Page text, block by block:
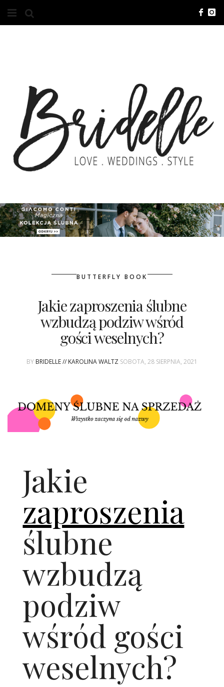
O NAS
KONTAKT
REKLAMA
ADVERTISING
ZGŁOSZENIA
KONKURSY
POLECANE FIRMY
{HOT SEXY BEST}
BRI GROUP
MAGAZYNY
ARCHIWUM
BUTTERFLY BOOK
Jakie zaproszenia ślubne
wzbudzą podziw wśród
gości weselnych?
BY BRIDELLE // KAROLINA WALTZ SOBOTA, 28 SIERPNIA, 2021
Jakie
zaproszenia
ślubne
wzbudzą
podziw
wśród gości
weselnych?